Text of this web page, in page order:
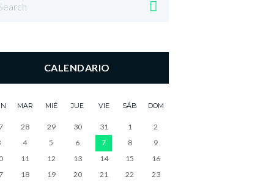
CALENDARIO
MAR MIÉ JUE VIE SÁB DOM
28 29 30 31 1
2
4 5 6 7 8
9
11 12 13 14 15
16
18 19 20 21 22
23